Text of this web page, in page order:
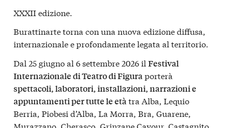
XXXII edizione.
Burattinarte torna con una nuova edizione diffusa,
internazionale e profondamente legata al territorio.
Dal 25 giugno al 6 settembre 2026 il Festival
Internazionale di Teatro di Figuraporterà
spettacoli, laboratori, installazioni, narrazioni e
appuntamenti per tutte le etàtra Alba, Lequio
Berria, Piobesi d’Alba, La Morra, Bra, Guarene,